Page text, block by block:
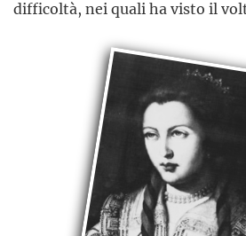
difficoltà, nei quali ha visto il